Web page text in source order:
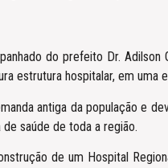
do prefeito Dr.
estrutura hospitalar, em
antiga da população e
saúde de toda a região.
de um Hospital